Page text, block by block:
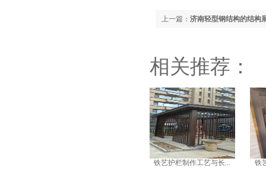
上一篇： 济南轻型钢结构的结构
相关推荐：
铁艺护栏制作工艺与长... 铁